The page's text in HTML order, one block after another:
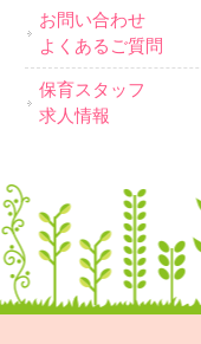
お問い合わせ
よくあるご質問
保育スタッフ
求人情報